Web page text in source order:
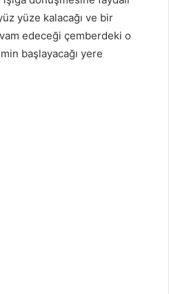
yüze kalacağı ve bir
edeceği çemberdeki o
başlayacağı yere